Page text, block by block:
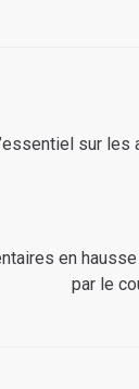
sur les
en
par le